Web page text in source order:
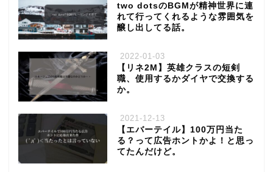
two dotsのBGMが精神世界に連
れて行ってくれるような雰囲気を
醸し出してる話。
2022-01-03
【リネ2M】英雄クラスの短剣
職、使用するかダイヤで交換する
か。
2021-12-13
【エバーテイル】100万円当た
る？って広告ホントかよ！と思っ
てたんだけど。